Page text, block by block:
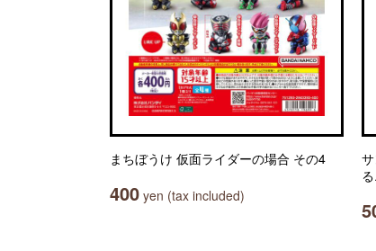
まちぼうけ 仮面ライダーの場合 その4
400 yen (tax included)